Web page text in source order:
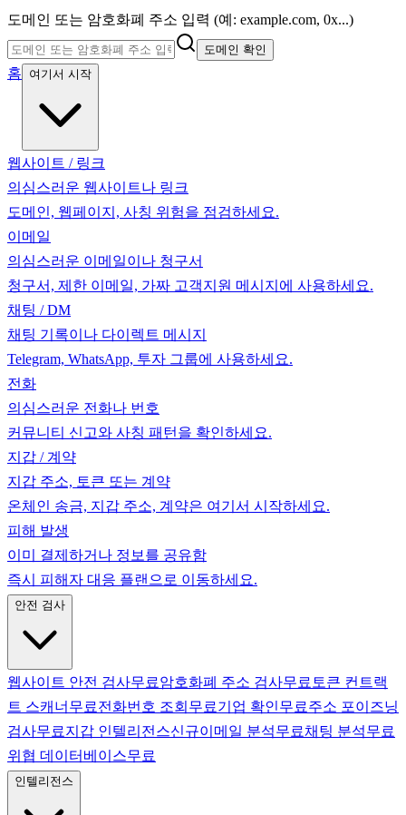
도메인 또는 암호화폐 주소 입력 (예: example.com, 0x...)
도메인 확인
홈 여기서 시작
웹사이트 / 링크
의심스러운 웹사이트나 링크
도메인, 웹페이지, 사칭 위험을 점검하세요.
이메일
의심스러운 이메일이나 청구서
청구서, 제한 이메일, 가짜 고객지원 메시지에 사용하세요.
채팅 / DM
채팅 기록이나 다이렉트 메시지
Telegram, WhatsApp, 투자 그룹에 사용하세요.
전화
의심스러운 전화나 번호
커뮤니티 신고와 사칭 패턴을 확인하세요.
지갑 / 계약
지갑 주소, 토큰 또는 계약
온체인 송금, 지갑 주소, 계약은 여기서 시작하세요.
피해 발생
이미 결제하거나 정보를 공유함
즉시 피해자 대응 플랜으로 이동하세요.
안전 검사
웹사이트 안전 검사무료암호화폐 주소 검사무료 토큰 컨트랙
트 스캐너 무료전화번호 조회 무료기업 확인무료주소 포이즈닝
검사무료지갑 인텔리전스신규이메일 분석무료채팅 분석무료
위협 데이터베이스무료
인텔리전스